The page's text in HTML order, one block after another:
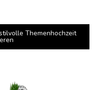
Themenhochzeit